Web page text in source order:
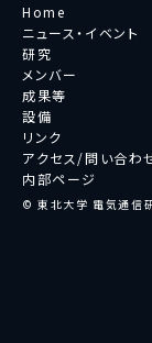
Home
ニュース・イベント
研究
メンバー
成果等
設備
リンク
アクセス/問い合わ
内部ページ
© 東北大学 電気通信